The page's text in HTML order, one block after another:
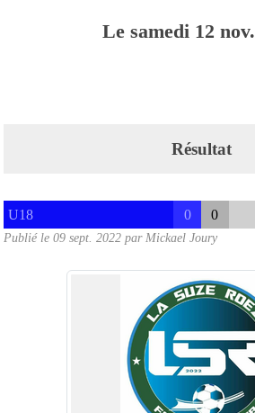
Le samedi 12 nov.
Résultat
U18 0 0
Publié le 09 sept. 2022 par Mickael Joury